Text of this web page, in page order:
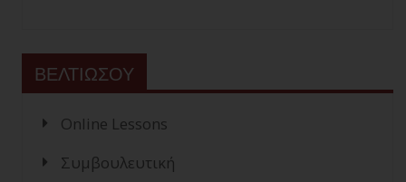
ΒΕΛΤΙΩΣΟΥ
Online Lessons
Συμβουλευτική